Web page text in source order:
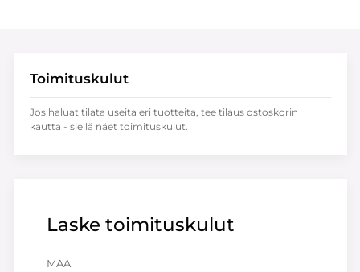
Laske toimituskulut
MAA
Toimituskulut
Jos haluat tilata useita eri tuotteita, tee tilaus ostoskorin
kautta - siellä näet toimituskulut.